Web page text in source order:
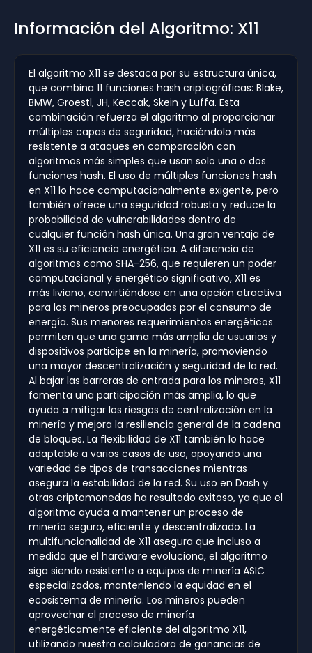
Información del Algoritmo: X11
El algoritmo X11 se destaca por su estructura única,
que combina 11 funciones hash criptográficas: Blake,
BMW, Groestl, JH, Keccak, Skein y Luffa. Esta
combinación refuerza el algoritmo al proporcionar
múltiples capas de seguridad, haciéndolo más
resistente a ataques en comparación con
algoritmos más simples que usan solo una o dos
funciones hash. El uso de múltiples funciones hash
en X11 lo hace computacionalmente exigente, pero
también ofrece una seguridad robusta y reduce la
probabilidad de vulnerabilidades dentro de
cualquier función hash única. Una gran ventaja de
X11 es su eficiencia energética. A diferencia de
algoritmos como SHA-256, que requieren un poder
computacional y energético significativo, X11 es
más liviano, convirtiéndose en una opción atractiva
para los mineros preocupados por el consumo de
energía. Sus menores requerimientos energéticos
permiten que una gama más amplia de usuarios y
dispositivos participe en la minería, promoviendo
una mayor descentralización y seguridad de la red.
Al bajar las barreras de entrada para los mineros, X11
fomenta una participación más amplia, lo que
ayuda a mitigar los riesgos de centralización en la
minería y mejora la resiliencia general de la cadena
de bloques. La flexibilidad de X11 también lo hace
adaptable a varios casos de uso, apoyando una
variedad de tipos de transacciones mientras
asegura la estabilidad de la red. Su uso en Dash y
otras criptomonedas ha resultado exitoso, ya que el
algoritmo ayuda a mantener un proceso de
minería seguro, eficiente y descentralizado. La
multifuncionalidad de X11 asegura que incluso a
medida que el hardware evoluciona, el algoritmo
siga siendo resistente a equipos de minería ASIC
especializados, manteniendo la equidad en el
ecosistema de minería. Los mineros pueden
aprovechar el proceso de minería
energéticamente eficiente del algoritmo X11,
utilizando nuestra calculadora de ganancias de